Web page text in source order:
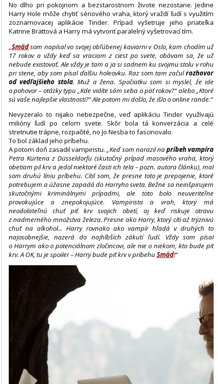
No dlho pri pokojnom a bezstarostnom živote nezostane. Jedine
Harry Hole môže chytiť sériového vraha, ktorý vraždí ľudí s využitím
zoznamovacej aplikácie Tinder. Prípad vyšetruje jeho priateľka
Katrine Brattová a Harry má vytvoriť paralelný vyšetrovací tím.
„Smädsom napísal vo svojej obľúbenej kaviarni v Oslo, kam chodím už
17 rokov a vždy keď sa vraciam z ciest po svete, obávam sa, že už
nebude existovať. Ale vždy je tam a ja si sadnem ku svojmu stolu v rohu
pri stene, aby som písal ďalšiu holeovku. Raz som tam začulrozhovor
od vedľajšieho stola. Muž a žena. Spočiatku som si myslel, že ide
o pohovor – otázky typu „Kde vidíte sám seba o päť rokov?“ alebo „Ktoré
sú vaše najlepšie vlastnosti?“ Ale potom mi došlo, že išlo o online rande.“
Nevyzeralo to nijako nebezpečne, veď aplikáciu Tinder využívajú
milióny ľudí po celom svete. Skôr bola tá konverzácia a celé
stretnutie trápne, rozpačité, no Jo Nesba to fascinovalo.
To bol základ jeho príbehu.
A potom doň zasadil vampiristu.„Keď som narazil napríbeh vampíra
Petra Kürtena z Düsseldorfu (skutočný prípad masového vraha, ktorý
obetiam pil krv a jedol niektoré časti ich tela – pozn. autora článku), mal
som druhú líniu príbehu. Cítil som, že presne toto je prepojenie, ktoré
potrebujem a úžasne zapadá do Harryho sveta. Bežne sa neinšpirujem
skutočnými kriminálnymi prípadmi, ale toto bolo neuveriteľne
provokujúce a znepokojujúce. Vampirista a vrah, ktorý má
neodolateľnú chuť piť krv svojich obetí, aj keď riskuje otravu
z nadmerného množstva železa. Presne ako Harry, ktorý cíti až trýznivú
chuť na alkohol... Harry rovnako ako vampír hľadá v druhých to
najosobnejšie, nazerá do najhlbších zákutí ľudí. Vždy som písal
o Harrym ako o potenciálnom zločincovi, ale nie o niekom, kto bude piť
krv. A OK, tu je spoiler – Harry bude piť krv v príbehuSmäd!“